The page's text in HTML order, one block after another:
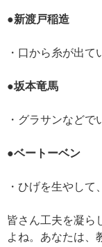
●新渡戸稲造
・口から糸が出
●坂本竜馬
・グラサンなど
●ベートーベン
・ひげを生やし
皆さん工夫を凝ら
よね。あなたは、